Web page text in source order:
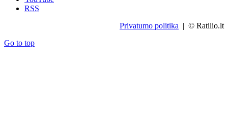
RSS
Privatumo politika | © Ratilio.lt
Go to top